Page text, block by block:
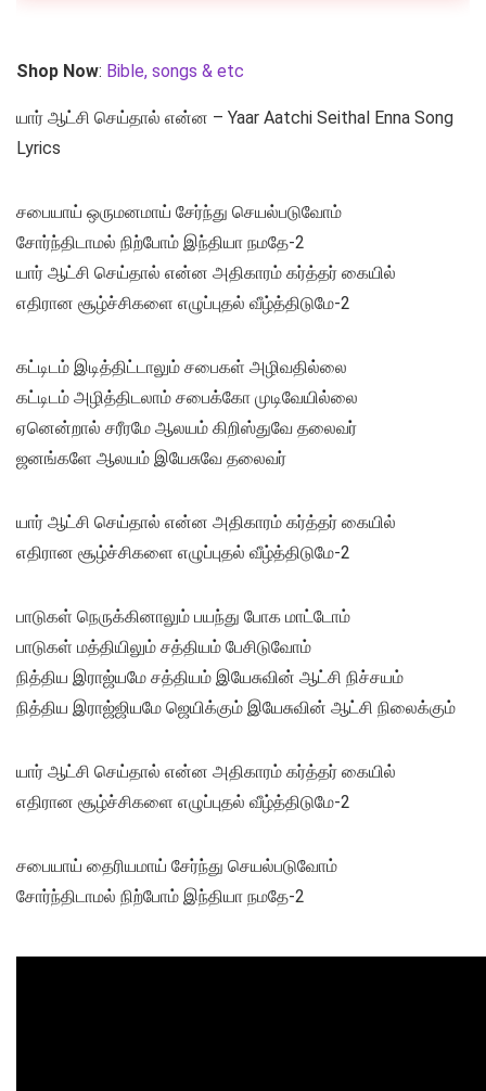
Shop Now: Bible, songs & etc
யார் ஆட்சி செய்தால் என்ன – Yaar Aatchi Seithal Enna Song
Lyrics
சபையாய் ஒருமனமாய் சேர்ந்து செயல்படுவோம்
சோர்ந்திடாமல் நிற்போம் இந்தியா நமதே-2
யார் ஆட்சி செய்தால் என்ன அதிகாரம் கர்த்தர் கையில்
எதிரான சூழ்ச்சிகளை எழுப்புதல் வீழ்த்திடுமே-2
கட்டிடம் இடித்திட்டாலும் சபைகள் அழிவதில்லை
கட்டிடம் அழித்திடலாம் சபைக்கோ முடிவேயில்லை
ஏனென்றால் சரீரமே ஆலயம் கிறிஸ்துவே தலைவர்
ஜனங்களே ஆலயம் இயேசுவே தலைவர்
யார் ஆட்சி செய்தால் என்ன அதிகாரம் கர்த்தர் கையில்
எதிரான சூழ்ச்சிகளை எழுப்புதல் வீழ்த்திடுமே-2
பாடுகள் நெருக்கினாலும் பயந்து போக மாட்டோம்
பாடுகள் மத்தியிலும் சத்தியம் பேசிடுவோம்
நித்திய இராஜ்யமே சத்தியம் இயேசுவின் ஆட்சி நிச்சயம்
நித்திய இராஜ்ஜியமே ஜெயிக்கும் இயேசுவின் ஆட்சி நிலைக்கும்
யார் ஆட்சி செய்தால் என்ன அதிகாரம் கர்த்தர் கையில்
எதிரான சூழ்ச்சிகளை எழுப்புதல் வீழ்த்திடுமே-2
சபையாய் தைரியமாய் சேர்ந்து செயல்படுவோம்
சோர்ந்திடாமல் நிற்போம் இந்தியா நமதே-2